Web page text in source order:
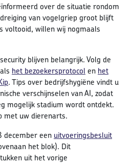
over de situatie rondom
van vogelgriep groot blijft
voltooid, willen wij nogmaals
blijven belangrijk. Volg de
het bezoekersprotocol en het
. Tips over bedrijfshygiëne vindt u
verschijnselen van AI, zodat
mogelijk stadium wordt ontdekt.
met uw dierenarts.
december een uitvoeringsbesluit
het blok). Dit
uit het vorige